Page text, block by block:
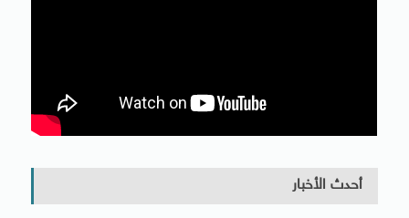
أحدث الأخبار